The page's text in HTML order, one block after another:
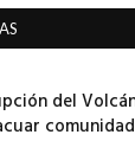
del